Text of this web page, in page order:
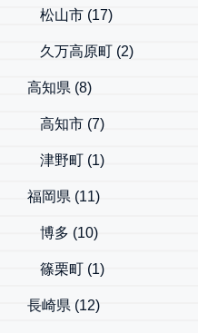
松山市 (17)
久万高原町 (2)
高知県 (8)
高知市 (7)
津野町 (1)
福岡県 (11)
博多 (10)
篠栗町 (1)
長崎県 (12)